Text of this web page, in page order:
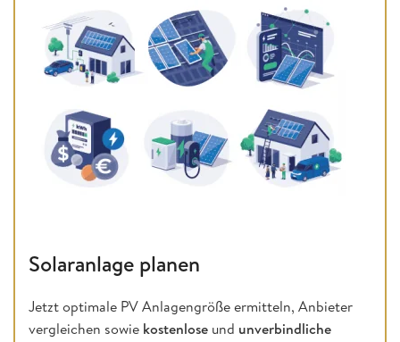
Solaranlage planen
Jetzt optimale PV Anlagengröße ermitteln, Anbieter
vergleichen sowie kostenlose und unverbindliche